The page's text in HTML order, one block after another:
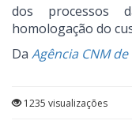
dos processos
homologação do
Da Agência CNM
1235 visualizações